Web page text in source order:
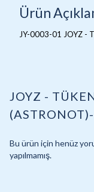
Ürün
JY-0003-01 JOYZ -
JOYZ -
Bu ürün için henüz
yapılmamış.